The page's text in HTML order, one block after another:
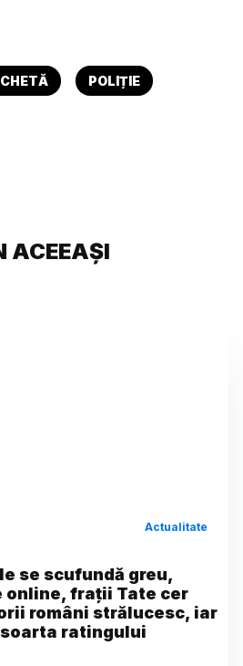
POLIȚIE
ACEEAȘI
Actualitate
se scufundă greu,
online, frații Tate cer
români strălucesc, iar
soarta ratingului